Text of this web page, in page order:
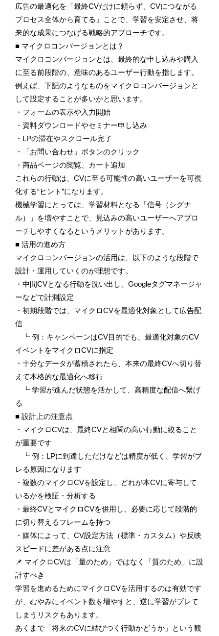
広告の最適化を「最終CVだけに頼らず、CVにつながる
プロセス全体から育てる」ことで、学習を安定させ、将
来的な成果につなげる戦略的アプローチです。
■ マイクロコンバージョンとは？
マイクロコンバージョンとは、最終的な申し込みや購入
に至る前段階の、意味のあるユーザー行動を指します。
例えば、下記のようなものをマイクロコンバージョンと
して設定することが多いかと思います。
・フォームの表示や入力開始
・資料ダウンロードやセミナー申し込み
・LPの滞在やスクロール完了
・「お問い合わせ」ボタンのクリック
・商品ページの閲覧、カート追加
これらの行動は、CVに至る可能性の高いユーザーを可視
化する“ヒント”になります。
機械学習にとっては、学習材料となる「信号（シグナ
ル）」を増やすことで、見込みの高いユーザーへアプロ
ーチしやすくなるというメリットがあります。
■ 活用の進め方
マイクロコンバージョンの活用は、以下のような段階で
設計・運用していくのが理想です。
・中間CVとなる行動を洗い出し、Googleタグマネージャ
ーなどで計測設定
・初期段階では、マイクロCVを最適化対象として広告配
信
┗ 例：キャンペーンはCV目的でも、最適化対象のCV
イベントをマイクロCVに指定
・十分なデータが蓄積されたら、本来の最終CVへ切り替
えて本格的な最適化へ移行
┗ 学習が進んだ状態を活かして、高精度な配信へ繋げ
る
■ 設計上の注意点
・マイクロCVは、最終CVと相関の高い行動に絞ること
が重要です
┗ 例：LPに到達しただけなどは精度が低く、学習がブ
レる原因になります
・複数のマイクロCVを設定し、どれが本CVに寄与して
いるかを検証・分析する
・最終CVとマイクロCVを併用し、必要に応じて段階的
に切り替えるフレームを持つ
・媒体によって、CV設定方法（標準・カスタム）や反映
スピードに差がある点に注意
📌 マイクロCVは「量のため」ではなく「質のため」に設
計すべき
学習を進めるためにマイクロCVを活用するのは有効です
が、むやみにイベント数を増やすと、逆に学習がブレて
しまうリスクもあります。
あくまで「将来のCVに結びつく行動かどうか」という観